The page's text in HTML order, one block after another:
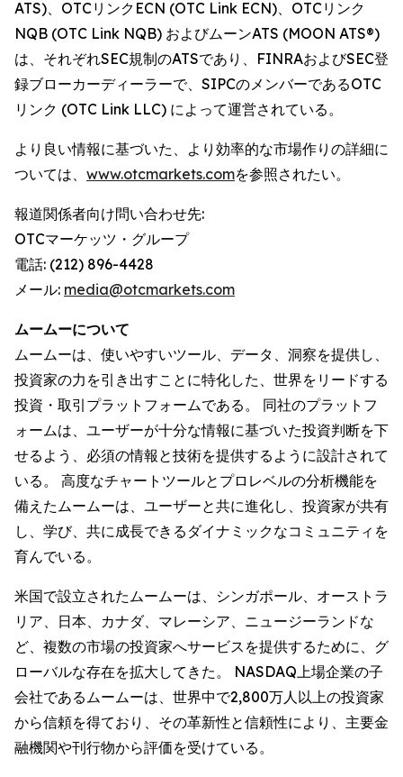
ATS)、OTCリンクECN (OTC Link ECN)、OTCリンク
NQB (OTC Link NQB) およびムーンATS (MOON ATS®)
は、それぞれSEC規制のATSであり、FINRAおよびSEC登
録ブローカーディーラーで、SIPCのメンバーであるOTC
リンク (OTC Link LLC) によって運営されている。
より良い情報に基づいた、より効率的な市場作りの詳細に
ついては、 www.otcmarkets.comを参照されたい。
報道関係者向け問い合わせ先:
OTCマーケッツ・グループ
電話: (212) 896-4428
メール: media@otcmarkets.com
ムームーについて
ムームーは、使いやすいツール、データ、洞察を提供し、
投資家の力を引き出すことに特化した、世界をリードする
投資・取引プラットフォームである。 同社のプラットフ
ォームは、ユーザーが十分な情報に基づいた投資判断を下
せるよう、必須の情報と技術を提供するように設計されて
いる。 高度なチャートツールとプロレベルの分析機能を
備えたムームーは、ユーザーと共に進化し、投資家が共有
し、学び、共に成長できるダイナミックなコミュニティを
育んでいる。
米国で設立されたムームーは、シンガポール、オーストラ
リア、日本、カナダ、マレーシア、ニュージーランドな
ど、複数の市場の投資家へサービスを提供するために、グ
ローバルな存在を拡大してきた。 NASDAQ上場企業の子
会社であるムームーは、世界中で2,800万人以上の投資家
から信頼を得ており、その革新性と信頼性により、主要金
融機関や刊行物から評価を受けている。